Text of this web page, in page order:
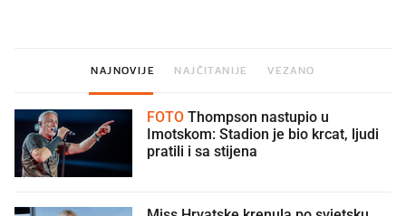
NAJNOVIJE NAJČITANIJE VEZANO
FOTO
Imotskom: Stadion je bio krcat, ljudi
pratili i sa stijena